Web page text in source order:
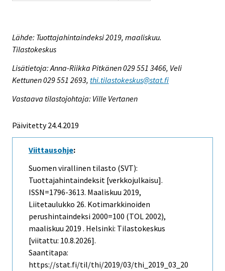
Lähde: Tuottajahintaindeksi 2019, maaliskuu.
Tilastokeskus
Lisätietoja: Anna-Riikka Pitkänen 029 551 3466, Veli
Kettunen 029 551 2693, thi.tilastokeskus@stat.fi
Vastaava tilastojohtaja: Ville Vertanen
Päivitetty 24.4.2019
Viittausohje:
Suomen virallinen tilasto (SVT):
Tuottajahintaindeksit [verkkojulkaisu].
ISSN=1796-3613. Maaliskuu 2019,
Liitetaulukko 26. Kotimarkkinoiden
perushintaindeksi 2000=100 (TOL 2002),
maaliskuu 2019 . Helsinki: Tilastokeskus
[viitattu: 10.8.2026].
Saantitapa:
https://stat.fi/til/thi/2019/03/thi_2019_03_20